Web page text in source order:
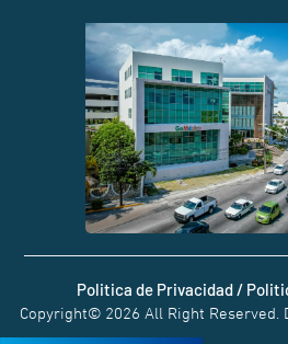
Politica de Privacidad /
Copyright© 2026 All Right Reserved.